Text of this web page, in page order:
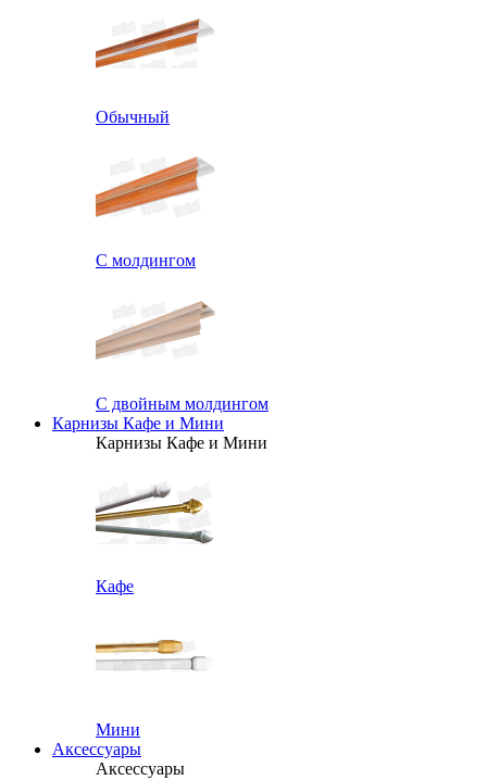
Обычный
С молдингом
С двойным молдингом
Карнизы Кафе и Мини
Карнизы Кафе и Мини
Кафе
Мини
Аксессуары
Аксессуары